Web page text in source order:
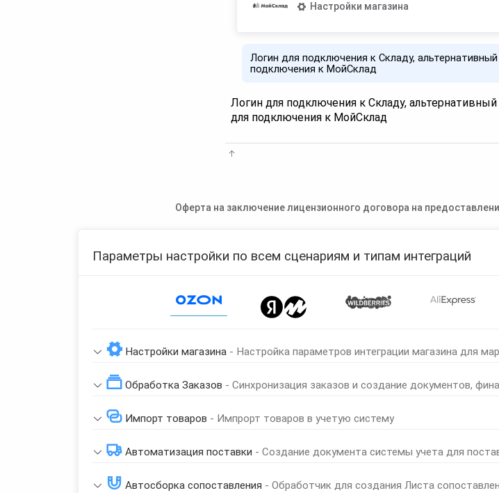
Настройки магазина
Логин для подключения к Складу,
подключения к МойСклад
Логин для подключения к Складу,
для подключения к МойСклад
Оферта на заключение лицензионного договора на
Параметры настройки по всем сценариям и типам интеграций
Настройки магазина - Настройка параметров интеграции магазина для
Обработка Заказов - Синхронизация заказов и создание документов,
Импорт товаров - Импрорт товаров в учетую систему
Автоматизация поставки - Создание документа системы учета для
Автосборка сопоставления - Обработчик для создания Листа